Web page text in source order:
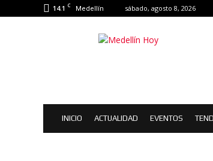
14.1 C Medellín sábado, agosto 8, 2026
Medellín
INICIO ACTUALIDAD EVENTOS